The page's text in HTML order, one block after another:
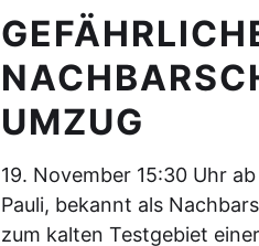
UMZUG
19. November 15:30 Uhr
Pauli, bekannt als
zum kalten Testgebiet